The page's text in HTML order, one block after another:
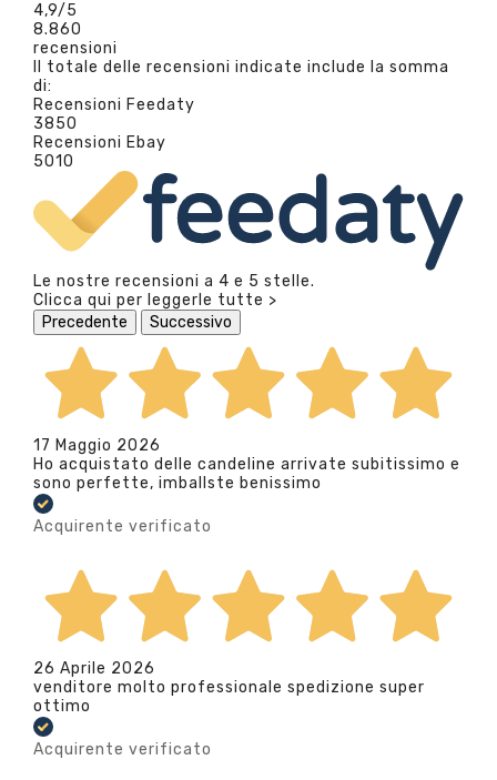
4,9/5
8.860
recensioni
Il totale delle recensioni indicate include la somma
di:
Recensioni Feedaty
3850
Recensioni Ebay
5010
Le nostre recensioni a 4 e 5 stelle.
Clicca qui per leggerle tutte >
Precedente
Successivo
17 Maggio 2026
Ho acquistato delle candeline arrivate subitissimo e
sono perfette, imballste benissimo
Acquirente verificato
26 Aprile 2026
venditore molto professionale spedizione super
ottimo
Acquirente verificato